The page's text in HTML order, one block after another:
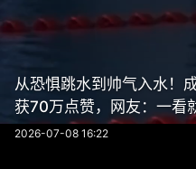
从恐惧跳水到帅气入水！
获70万点赞，网友：一看
2026-07-08 16:22